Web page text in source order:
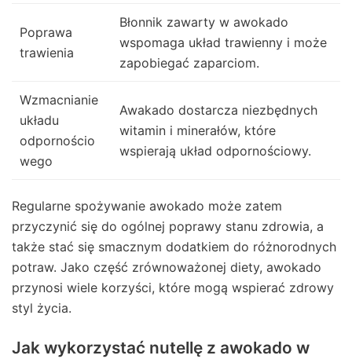
Poprawa
trawienia
Błonnik zawarty w awokado
wspomaga układ trawienny i może
zapobiegać zaparciom.
Wzmacnianie
układu
odpornościo
wego
Awakado dostarcza niezbędnych
witamin i minerałów, które
wspierają układ odpornościowy.
Regularne spożywanie awokado może zatem
przyczynić się do ogólnej poprawy stanu zdrowia, a
także stać się smacznym dodatkiem do różnorodnych
potraw. Jako część zrównoważonej diety, awokado
przynosi wiele korzyści, które mogą wspierać zdrowy
styl życia.
Jak wykorzystać nutellę z awokado w